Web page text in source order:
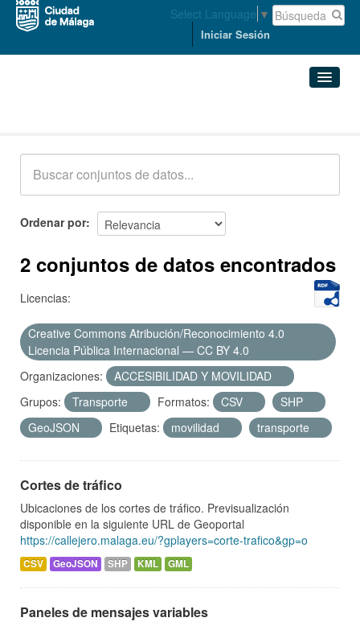
Select Language ▼
Iniciar Sesión
Acerca de
Ordenar por
2 conjuntos de datos encontrados
Licencias:
Creative Commons Atribución/Reconocimiento 4.0
Licencia Pública Internacional — CC BY 4.0
Organizaciones:
ACCESIBILIDAD Y MOVILIDAD
Grupos:
Transporte Formatos: CSV
SHP
GeoJSON
Etiquetas: movilidad transporte
Cortes de tráfico
Ubicaciones de los cortes de tráfico. Previsualización
disponible en la siguiente URL de Geoportal
https://callejero.malaga.eu/?gplayers=corte-trafico&gp=o
CSV GeoJSON SHP KML GML
Paneles de mensajes variables